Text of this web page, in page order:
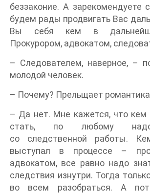
беззаконие. А зарекомендуете
будем рады продвигать Вас
Вы себя кем в
Прокурором, адвокатом,
– Следователем, наверное, –
молодой человек.
– Почему? Прельщает
– Да нет. Мне кажется, что кем
стать, по любому
со следственной работы.
выступал в процессе –
адвокатом, все равно надо
следствия изнутри. Тогда
во всем разобраться. А